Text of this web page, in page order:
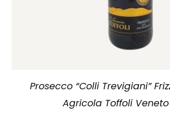
Prosecco “Colli Trevigiani”
Agricola Toffoli